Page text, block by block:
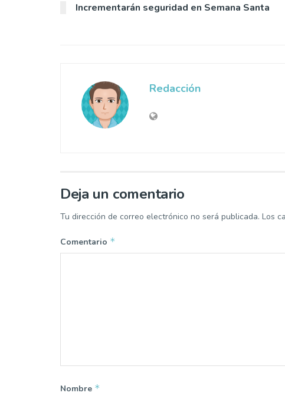
Incrementarán seguridad en Semana Santa
Redacción
Deja un comentario
Tu dirección de correo electrónico no será publicada. Los
Comentario *
Nombre *